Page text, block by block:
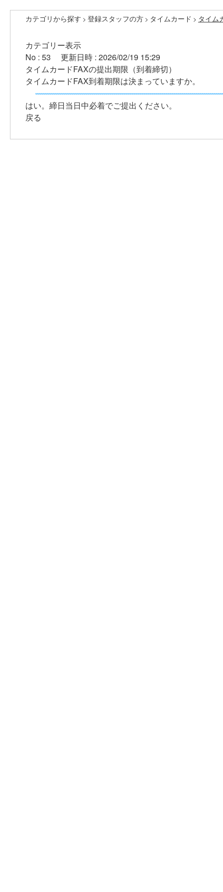
カテゴリから探す > 登録スタッフの方 > タイムカード > タイム
カテゴリー表示
No : 53
更新日時 : 2026/02/19 15:29
タイムカードFAXの提出期限（到着締切）
タイムカードFAX到着期限は決まっていますか。
はい。締日当日中必着でご提出ください。
戻る